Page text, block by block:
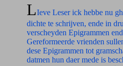
LIeve Leser ick hebbe nu
dichte te schrijven, ende in
verscheyden Epigrammen
Gereformeerde vrienden
dese Epigrammen tot
datmen hun daer mede is